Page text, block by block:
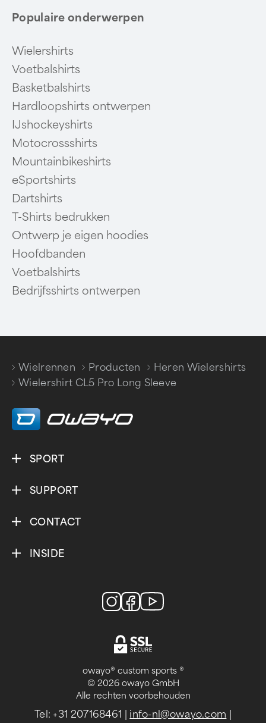
Populaire onderwerpen
Wielershirts
Voetbalshirts
Basketbalshirts
Hardloopshirts ontwerpen
IJshockeyshirts
Motocrossshirts
Mountainbikeshirts
eSportshirts
Dartshirts
T-Shirts bedrukken
Ontwerp je eigen hoodies
Hoofdbanden
Voetbalshirts
Bedrijfsshirts ontwerpen
Wielrennen
/
Producten
/
Heren Wielershirts
/
Wielershirt CL5 Pro Long Sleeve
SPORT
SUPPORT
CONTACT
INSIDE
owayo® custom sports ®
© 2026 owayo GmbH
Alle rechten voorbehouden
Tel: +31 207168461 info-nl@owayo.com